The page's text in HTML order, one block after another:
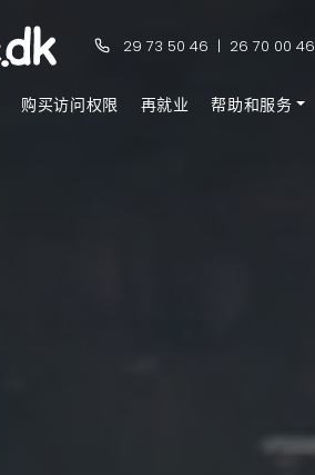
29 73 50 46 | 26 70 00 46
购买访问权限 再就业 帮助和服务